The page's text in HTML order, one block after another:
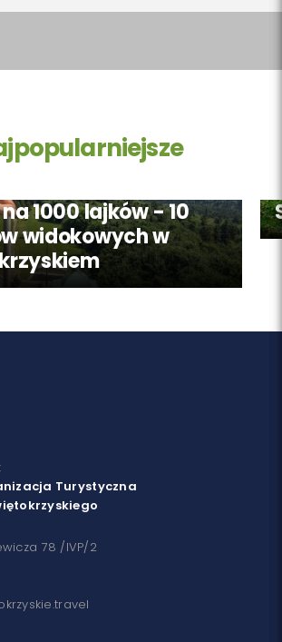
1000 lajków - 10
widokowych w
Turystyczna
78 /IVP/2